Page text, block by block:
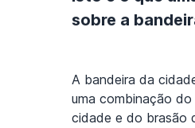
sobre a
A bandeira da
uma combinação
cidade e do brasão